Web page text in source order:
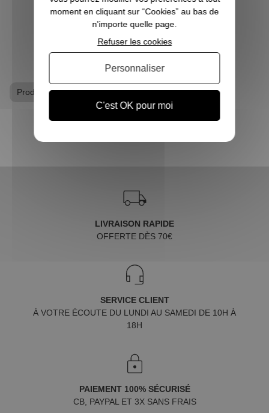
VOIR L'ARTICLE
Produits dérivés Harry Potter
LIVRAISON RAPIDE
OFFERTE DÈS 70€
SERVICE CLIENT
À VOTRE ÉCOUTE DU LUNDI AU SAMEDI DE 10H À
18H
PAIEMENT 100% SÉCURISÉ
CB, PAYPAL ET 3X SANS FRAIS
moment en cliquant sur “Cookies” au bas de
n'importe quelle page.
C'est OK pour moi
Refuser les cookies
Personnaliser